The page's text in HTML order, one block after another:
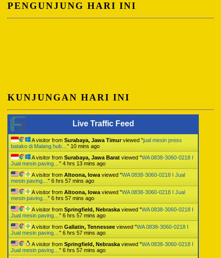
PENGUNJUNG HARI INI
KUNJUNGAN HARI INI
Live Traffic Feed
A visitor from Surabaya, Jawa Timurviewed "jual mesin press
batako di Malang hub… " 10 mins ago
A visitor from Surabaya, Jawa Barat viewed "WA 0838-3060-0218 I
Jual mesin paving… " 4 hrs 13 mins ago
A visitor from Altoona, Iowa viewed "WA 0838-3060-0218 I Jual
mesin paving… " 6 hrs 57 mins ago
A visitor from Altoona, Iowa viewed "WA 0838-3060-0218 I Jual
mesin paving… " 6 hrs 57 mins ago
A visitor from Springfield, Nebraska viewed "WA 0838-3060-0218 I
Jual mesin paving… " 6 hrs 57 mins ago
A visitor from Gallatin, Tennessee viewed "WA 0838-3060-0218 I
Jual mesin paving… " 6 hrs 57 mins ago
A visitor from Springfield, Nebraska viewed "WA 0838-3060-0218 I
Jual mesin paving… " 6 hrs 57 mins ago